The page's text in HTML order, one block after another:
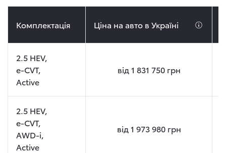
Комплектація Ціна на авто в Україні
2.5 HEV,
e-CVT,
Active
від 1 831 750грн
2.5 HEV,
e-CVT,
AWD-i,
Active
від 1 973 980грн